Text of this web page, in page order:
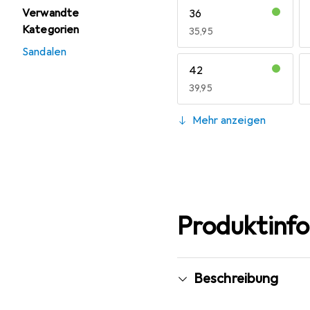
Verwandte
Kategorien
Sandalen
36
EUR
35,95
42
EUR
39,95
48
EUR
45,95
Mehr anzeigen
Beschreibung